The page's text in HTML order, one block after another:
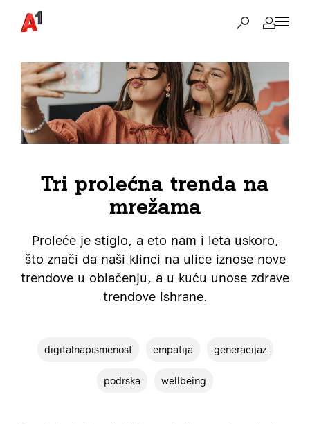
Tri prolećna trenda na
mrežama
Proleće je stiglo, a eto nam i leta uskoro,
što znači da naši klinci na ulice iznose nove
trendove u oblačenju, a u kuću unose zdrave
trendove ishrane.
digitalnapismenost empatija generacijaz
podrska wellbeing